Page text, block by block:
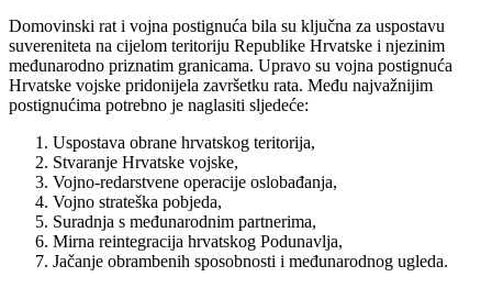
Domovinski rat i vojna postignuća bila su ključna za uspostavu
suvereniteta na cijelom teritoriju Republike Hrvatske i njezinim
međunarodno priznatim granicama. Upravo su vojna postignuća
Hrvatske vojske pridonijela završetku rata. Među najvažnijim
postignućima potrebno je naglasiti sljedeće:
Uspostava obrane hrvatskog teritorija,
Stvaranje Hrvatske vojske,
Vojno-redarstvene operacije oslobađanja,
Vojno strateška pobjeda,
Suradnja s međunarodnim partnerima,
Mirna reintegracija hrvatskog Podunavlja,
Jačanje obrambenih sposobnosti i međunarodnog ugleda.